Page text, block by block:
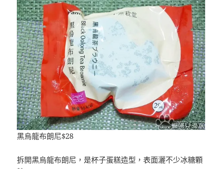
黑烏龍布朗尼$28
拆開黑烏龍布朗尼，是杯子蛋糕造型，表面灑不少冰糖顆